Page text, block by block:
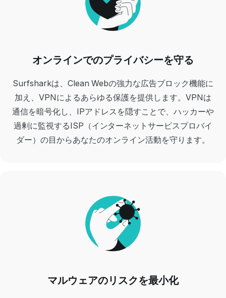
オンラインでのプライバシーを守る
Surfsharkは、Clean Webの強力な広告ブロック機能に
加え、VPNによるあらゆる保護を提供します。VPNは
通信を暗号化し、IPアドレスを隠すことで、ハッカーや
過剰に監視するISP（インターネットサービスプロバイ
ダー）の目からあなたのオンライン活動を守ります。
マルウェアのリスクを最小化